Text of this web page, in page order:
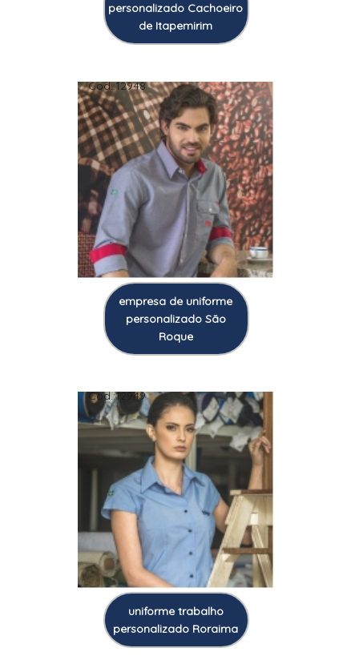
personalizado Cachoeiro
de Itapemirim
Cod.:12948
empresa de uniforme
personalizado São
Roque
Cod.:12949
uniforme trabalho
personalizado Roraima